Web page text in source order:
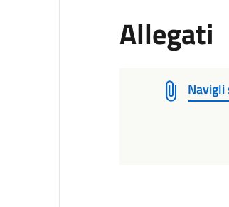
Allegati
Navigli